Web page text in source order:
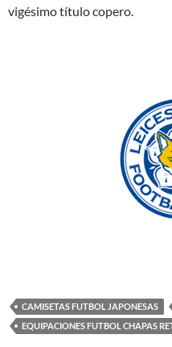
vigésimo título copero.
CAMISETAS FUTBOL JAPONESAS
EQUIPACIONES FUTBOL CHAPAS